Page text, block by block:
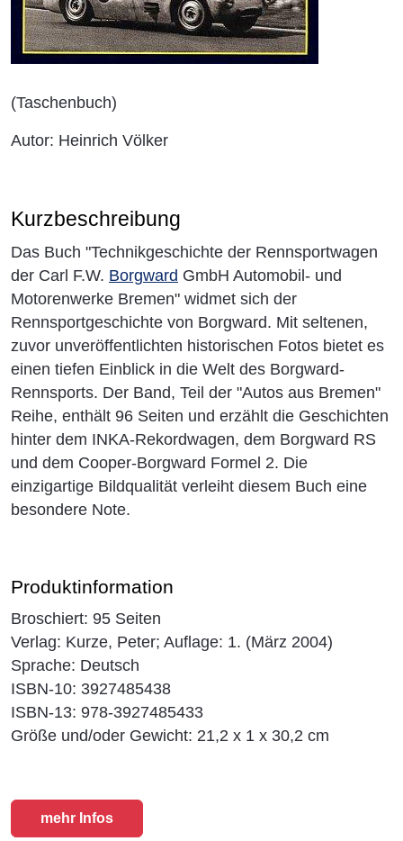
(Taschenbuch)
Autor: Heinrich Völker
Kurzbeschreibung
Das Buch "Technikgeschichte der Rennsportwagen
der Carl F.W. Borgward GmbH Automobil- und
Motorenwerke Bremen" widmet sich der
Rennsportgeschichte von Borgward. Mit seltenen,
zuvor unveröffentlichten historischen Fotos bietet es
einen tiefen Einblick in die Welt des Borgward-
Rennsports. Der Band, Teil der "Autos aus Bremen"
Reihe, enthält 96 Seiten und erzählt die Geschichten
hinter dem INKA-Rekordwagen, dem Borgward RS
und dem Cooper-Borgward Formel 2. Die
einzigartige Bildqualität verleiht diesem Buch eine
besondere Note.
Produktinformation
Broschiert: 95 Seiten
Verlag: Kurze, Peter; Auflage: 1. (März 2004)
Sprache: Deutsch
ISBN-10: 3927485438
ISBN-13: 978-3927485433
Größe und/oder Gewicht: 21,2 x 1 x 30,2 cm
mehr Infos